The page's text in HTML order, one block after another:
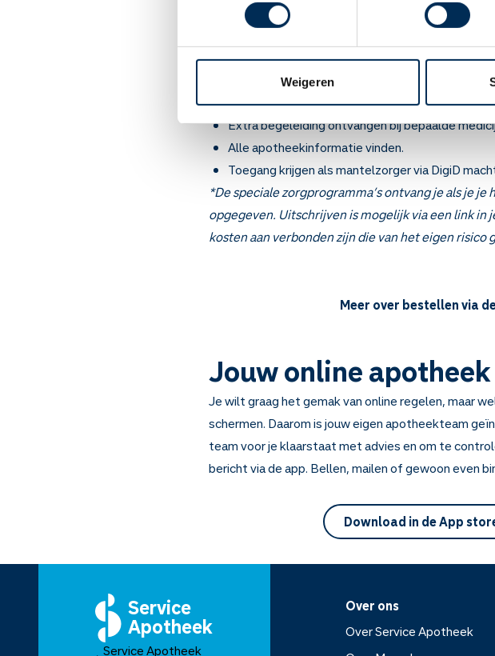
Weigeren
Instructievideo's kijken of belangrijke informatie
Persoonlijk advies en tips ontvangen.
Je apotheek een bericht sturen als je een vraag
Berichten ontvangen van je apotheek, zoals
Extra begeleiding ontvangen bij bepaalde
Alle apotheekinformatie vinden.
Toegang krijgen als mantelzorger via DigiD
*De speciale zorgprogramma’s ontvang je als je
opgegeven. Uitschrijven is mogelijk via een link
kosten aan verbonden zijn die van het eigen risico
Meer over bestellen via
Jouw online
Je wilt graag het gemak van online regelen, maar
schermen. Daarom is jouw eigen apotheekteam
team voor je klaarstaat met advies en om te
bericht via de app. Bellen, mailen of gewoon even
Download in de App
Service
Apotheek
Service Apotheek
Over ons
Over Service Apotheek